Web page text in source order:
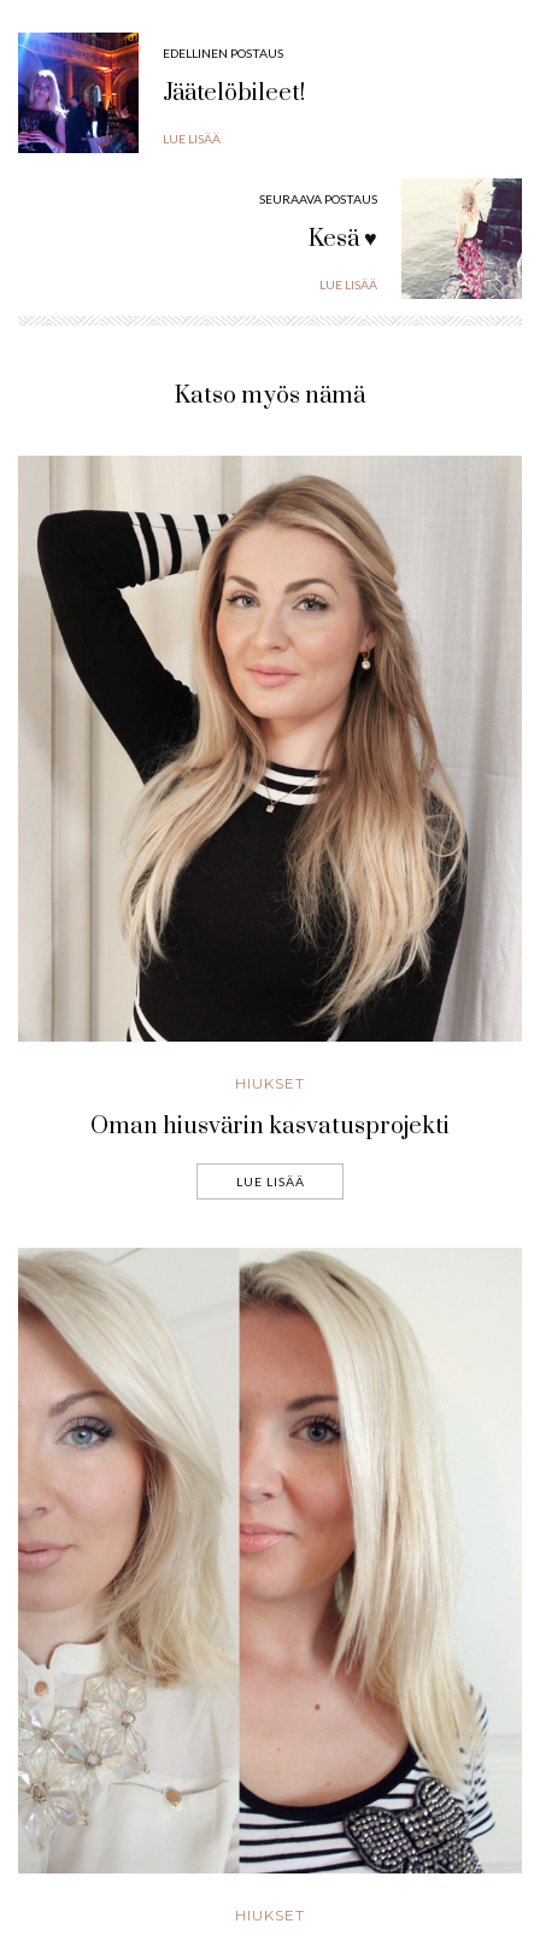
EDELLINEN POSTAUS
Jäätelöbileet!
LUE LISÄÄ
SEURAAVA POSTAUS
Kesä ♥
LUE LISÄÄ
Katso myös nämä
HIUKSET
Oman hiusvärin kasvatusprojekti
LUE LISÄÄ
HIUKSET